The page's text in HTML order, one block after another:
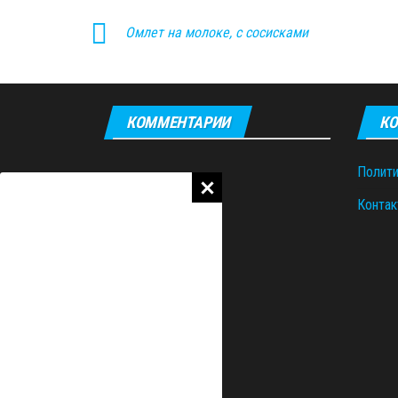
Омлет на молоке, с сосисками
КОММЕНТАРИИ